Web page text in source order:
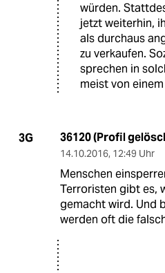
würden.
jetzt weiterhin,
als durchaus
zu verkaufen.
sprechen in
meist von
3G 36120 (Profil
14.10.2016, 12:49 Uhr
Menschen
Terroristen gibt es,
gemacht wird. Und
werden oft die